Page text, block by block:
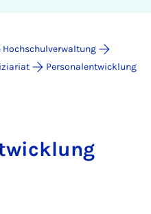
Hochschulverwaltung
Personalentwicklung